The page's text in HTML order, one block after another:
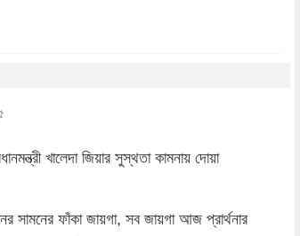
সামনের ফাঁকা জায়গা, সব জায়গা আজ প্রার্থনার